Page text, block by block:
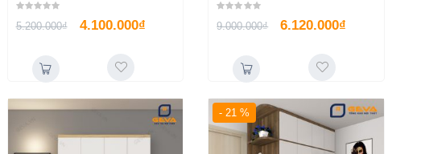
5.200.000₫ 4.100.000₫ 9.000.000₫ 6.120.000₫
- 21 %